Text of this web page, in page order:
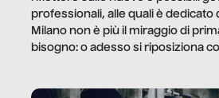
professionali, alle quali è
Milano non è più il miraggio di
bisogno: o adesso si riposiziona